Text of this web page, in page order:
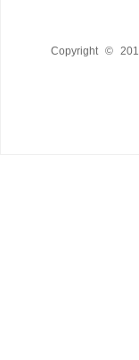
Copyright ©